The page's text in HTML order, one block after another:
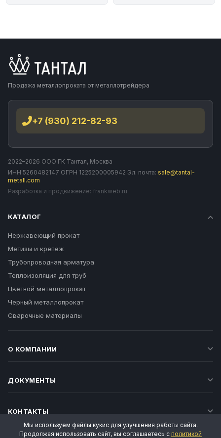
Продажа металлопроката от металлотрейдера
+7 (930) 212-82-93
2022–2026 ООО ГК Тантал, Москва
ИНН 5260482147 ОГРН 1225200005942 Эл. почта: sale@tantal-
metall.com
Разработка и продвижение: frankweb.ru
КАТАЛОГ
Нержавеющий прокат
Метизы и крепеж
Трубопроводная арматура
Теплоизоляция для труб
Цветной металлопрокат
Черный металлопрокат
Сварочные материалы
О КОМПАНИИ
ДОКУМЕНТЫ
КОНТАКТЫ
Мы используем файлы кукис для улучшения работы сайта.
Продолжая использовать сайт, вы соглашаетесь с политикой